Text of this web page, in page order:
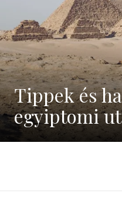
Tippek és
egyiptomi